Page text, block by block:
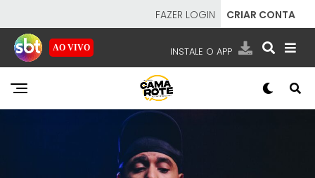
FAZER LOGIN CRIAR CONTA
AO VIVO INSTALE O APP
EMISSORAS